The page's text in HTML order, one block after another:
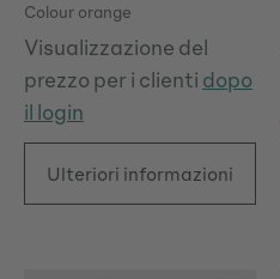
Colour orange
Visualizzazione del
prezzo per i clienti dopo
il login
Ulteriori informazioni